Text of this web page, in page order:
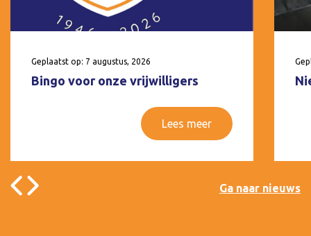
Geplaatst op: 7 augustus, 2026
Bingo voor onze vrijwilligers
Lees meer
Ga naar nieuws